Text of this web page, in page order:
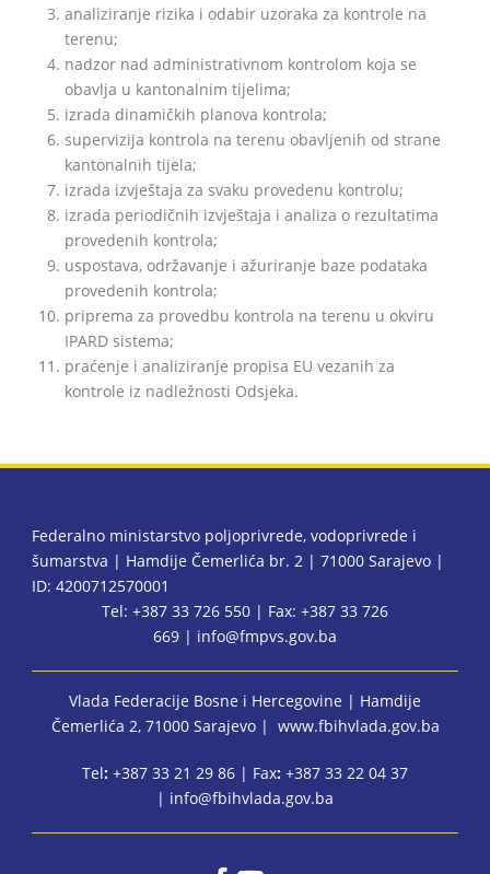
analiziranje rizika i odabir uzoraka za kontrole na
terenu;
nadzor nad administrativnom kontrolom koja se
obavlja u kantonalnim tijelima;
izrada dinamičkih planova kontrola;
supervizija kontrola na terenu obavljenih od strane
kantonalnih tijela;
izrada izvještaja za svaku provedenu kontrolu;
izrada periodičnih izvještaja i analiza o rezultatima
provedenih kontrola;
uspostava, održavanje i ažuriranje baze podataka
provedenih kontrola;
priprema za provedbu kontrola na terenu u okviru
IPARD sistema;
praćenje i analiziranje propisa EU vezanih za
kontrole iz nadležnosti Odsjeka.
Federalno ministarstvo poljoprivrede, vodoprivrede i
šumarstva | Hamdije Čemerlića br. 2 | 71000 Sarajevo |
ID: 4200712570001
Tel: +387 33 726 550 | Fax: +387 33 726
669 | info@fmpvs.gov.ba
Vlada Federacije Bosne i Hercegovine | Hamdije
Čemerlića 2, 71000 Sarajevo | www.fbihvlada.gov.ba
Tel: +387 33 21 29 86 | Fax: +387 33 22 04 37
| info@fbihvlada.gov.ba